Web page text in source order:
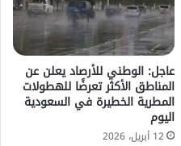
عاجل: الوطني للأرصاد يعلن عن
المناطق الأكثر تعرضًا للهطولات
المطرية الخطيرة في السعودية
اليوم
12 أبريل، 2026